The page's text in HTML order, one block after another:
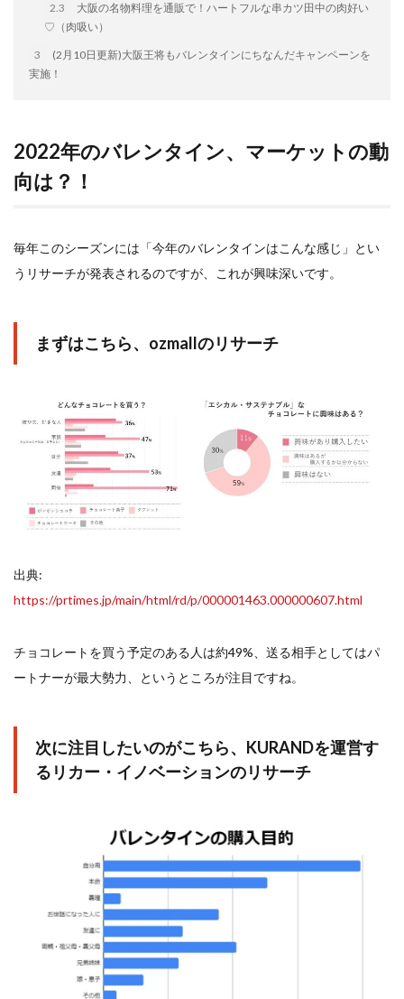
2.3
大阪の名物料理を通販で！ハートフルな串カツ田中の肉好い
♡（肉吸い）
3
(2月10日更新)大阪王将もバレンタインにちなんだキャンペーンを
実施！
2022年のバレンタイン、マーケットの動
向は？！
毎年このシーズンには「今年のバレンタインはこんな感じ」とい
うリサーチが発表されるのですが、これが興味深いです。
まずはこちら、 ozmallのリサーチ
出典:
https://prtimes.jp/main/html/rd/p/000001463.000000607.html
チョコレートを買う予定のある人は約49%、送る相手としてはパ
ートナーが最大勢力、というところが注目ですね。
次に注目したいのがこちら、 KURANDを運営す
るリカー・イノベーションのリサーチ
冷凍から揚げ
冷凍やけ
冷凍ラーメン
冷凍食品ライフハック
ビビゴ
なにわ パーティー
パーティー餃子
パックご飯